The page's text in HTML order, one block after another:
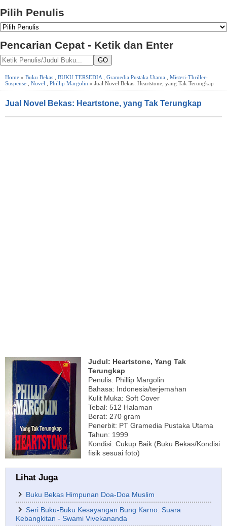
Pilih Penulis
Pencarian Cepat - Ketik dan Enter
GO
Home » Buku Bekas BUKU TERSEDIA Gramedia Pustaka Utama
Misteri-Thriller-
Suspense
Novel Phillip Margolin » Jual Novel Bekas: Heartstone, yang Tak Terungkap
Jual Novel Bekas: Heartstone, yang Tak Terungkap
Judul: Heartstone, Yang Tak
Terungkap
Penulis: Phillip Margolin
Bahasa: Indonesia/terjemahan
Kulit Muka: Soft Cover
Tebal: 512 Halaman
Berat: 270 gram
Penerbit: PT Gramedia Pustaka Utama
Tahun: 1999
Kondisi: Cukup Baik (Buku Bekas/Kondisi
fisik sesuai foto)
Lihat Juga
Buku Bekas Himpunan Doa-Doa Muslim
Seri Buku-Buku Kesayangan Bung Karno: Suara
Kebangkitan - Swami Vivekananda